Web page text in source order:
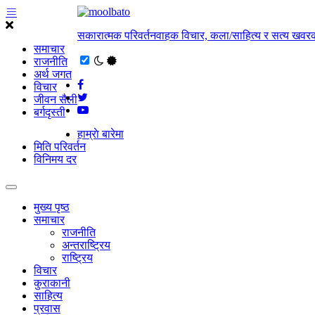
समाचार
राजनीति
अर्थ जगत
विचार
जीवन सैली
बर्गदृस्ती
सकारात्मक परिवर्तनवाहक विचार, कला/साहित्य र सत्य
हाम्राे बारेमा
मिति परिवर्तन
विनिमय दर
मुख्य पृष्ठ
समाचार
राजनीति
अन्तराष्ट्रिय
राष्ट्रिय
विचार
कुराकानी
साहित्य
प्रवास